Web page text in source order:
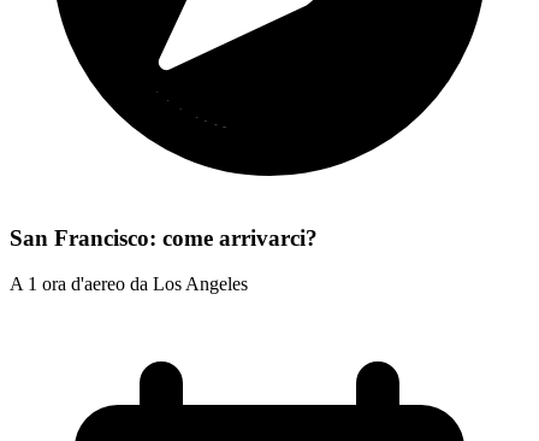
San Francisco: come arrivarci?
A 1 ora d'aereo da Los Angeles